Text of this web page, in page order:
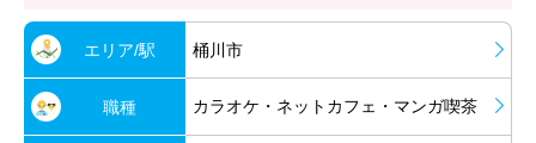
エリア/駅 桶川市
職種 カラオケ・ネットカフェ・マンガ喫茶